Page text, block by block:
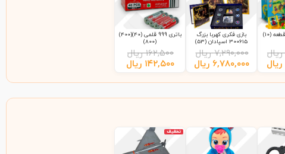
ریال
ریال
بازی فکری کهربا بزرگ
300615 اسپادان (53)
۷,۲۹۰,۰۰۰ ریال
۶,۷۸۰,۰۰۰ ریال
باتری 999 قلمی (40)(400)
(800)
۱۶۲,۵۰۰ ریال
۱۴۲,۵۰۰ ریال
تخفیف